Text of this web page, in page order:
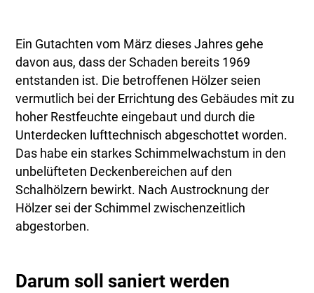
Ein Gutachten vom März dieses Jahres gehe
davon aus, dass der Schaden bereits 1969
entstanden ist. Die betroffenen Hölzer seien
vermutlich bei der Errichtung des Gebäudes mit zu
hoher Restfeuchte eingebaut und durch die
Unterdecken lufttechnisch abgeschottet worden.
Das habe ein starkes Schimmelwachstum in den
unbelüfteten Deckenbereichen auf den
Schalhölzern bewirkt. Nach Austrocknung der
Hölzer sei der Schimmel zwischenzeitlich
abgestorben.
Darum soll saniert werden